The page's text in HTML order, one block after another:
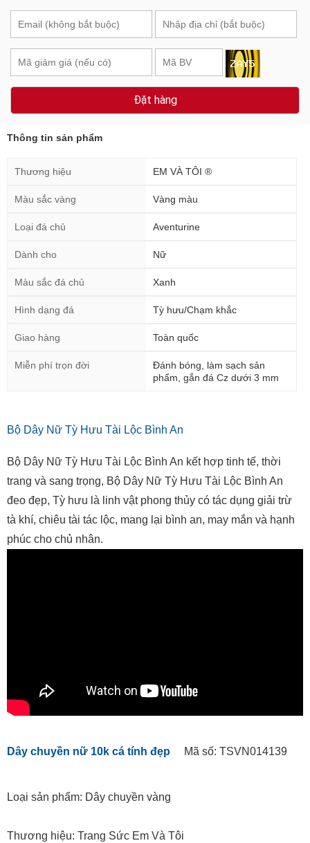
Đặt hàng
Thông tin sản phẩm
Thương hiệu EM VÀ TÔI ®
Màu sắc vàng Vàng màu
Loại đá chủ Aventurine
Dành cho Nữ
Màu sắc đá chủ Xanh
Hình dạng đá Tỳ hưu/Chạm khắc
Giao hàng Toàn quốc
Miễn phí trọn đời
Đánh bóng, làm sạch sản
phẩm, gắn đá Cz dưới 3 mm
Bộ Dây Nữ Tỳ Hưu Tài Lộc Bình An
Bộ Dây Nữ Tỳ Hưu Tài Lộc Bình An kết hợp tinh tế, thời
trang và sang trọng, Bộ Dây Nữ Tỳ Hưu Tài Lộc Bình An
đeo đẹp, Tỳ hưu là linh vật phong thủy có tác dụng giải trừ
tà khí, chiêu tài tác lộc, mang lại bình an, may mắn và hạnh
phúc cho chủ nhân.
Dây chuyền nữ 10k cá tính đẹp Mã số: TSVN014139
Loại sản phẩm: Dây chuyền vàng
Thương hiệu: Trang Sức Em Và Tôi